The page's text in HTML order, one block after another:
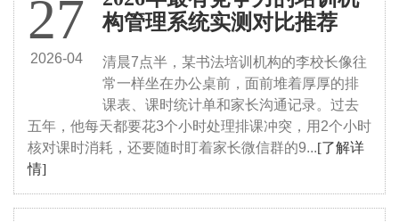
27
2026-04
构管理系统实测对比推荐
清晨7点半，某书法培训机构的李校长像往
常一样坐在办公桌前，面前堆着厚厚的排
课表、课时统计单和家长沟通记录。过去
五年，他每天都要花3个小时处理排课冲突，用2个小时
核对课时消耗，还要随时盯着家长微信群的9...[了解详
情]